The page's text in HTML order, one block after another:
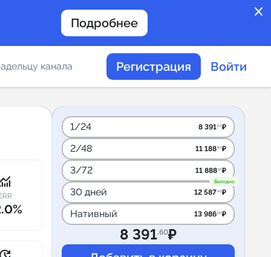
close
Подробнее
каналов в
канала Регистрация Войти
1/24 8 391.60₽
2/48 11 188.80₽
3/72 11 888.10₽
Выгодно
30 дней 12 587.40₽
Нативный 13 986.00₽
8 391.60₽